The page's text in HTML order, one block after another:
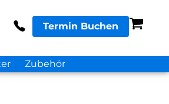
Termin Buchen
Zubehör